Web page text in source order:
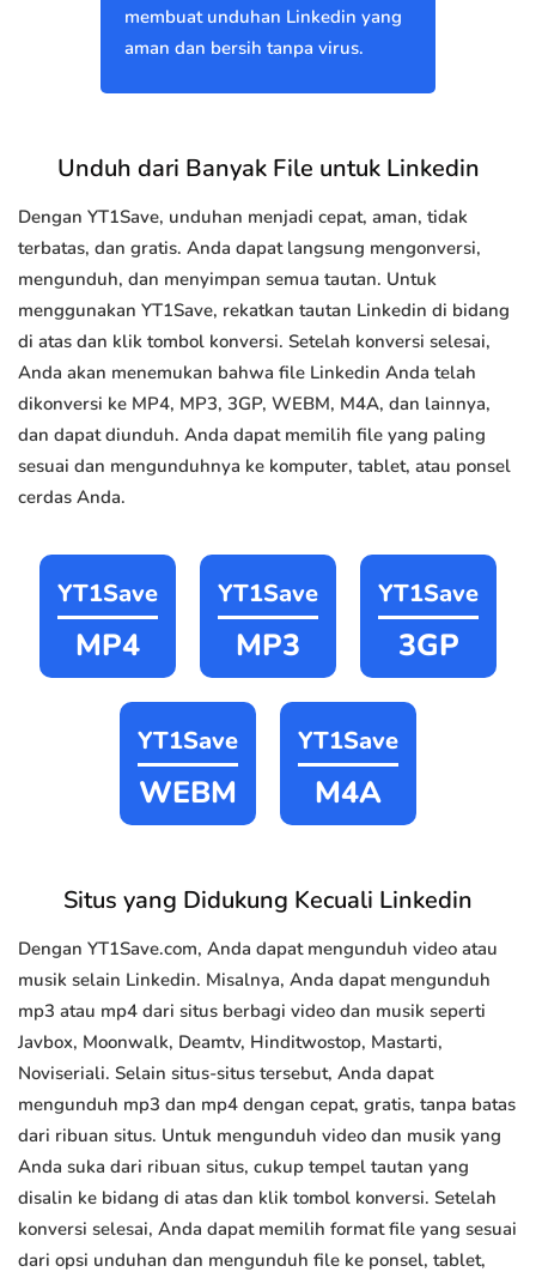
membuat unduhan Linkedin yang
aman dan bersih tanpa virus.
Unduh dari Banyak File untuk Linkedin
Dengan YT1Save, unduhan menjadi cepat, aman, tidak
terbatas, dan gratis. Anda dapat langsung mengonversi,
mengunduh, dan menyimpan semua tautan. Untuk
menggunakan YT1Save, rekatkan tautan Linkedin di bidang
di atas dan klik tombol konversi. Setelah konversi selesai,
Anda akan menemukan bahwa file Linkedin Anda telah
dikonversi ke MP4, MP3, 3GP, WEBM, M4A, dan lainnya,
dan dapat diunduh. Anda dapat memilih file yang paling
sesuai dan mengunduhnya ke komputer, tablet, atau ponsel
cerdas Anda.
YT1Save
MP4
YT1Save
MP3
YT1Save
3GP
YT1Save
WEBM
YT1Save
M4A
Situs yang Didukung Kecuali Linkedin
Dengan YT1Save.com, Anda dapat mengunduh video atau
musik selain Linkedin. Misalnya, Anda dapat mengunduh
mp3 atau mp4 dari situs berbagi video dan musik seperti
Javbox, Moonwalk, Deamtv, Hinditwostop, Mastarti,
Noviseriali. Selain situs-situs tersebut, Anda dapat
mengunduh mp3 dan mp4 dengan cepat, gratis, tanpa batas
dari ribuan situs. Untuk mengunduh video dan musik yang
Anda suka dari ribuan situs, cukup tempel tautan yang
disalin ke bidang di atas dan klik tombol konversi. Setelah
konversi selesai, Anda dapat memilih format file yang sesuai
dari opsi unduhan dan mengunduh file ke ponsel, tablet,